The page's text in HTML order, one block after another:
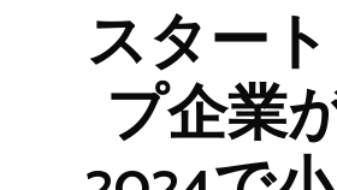
スター
プ企業